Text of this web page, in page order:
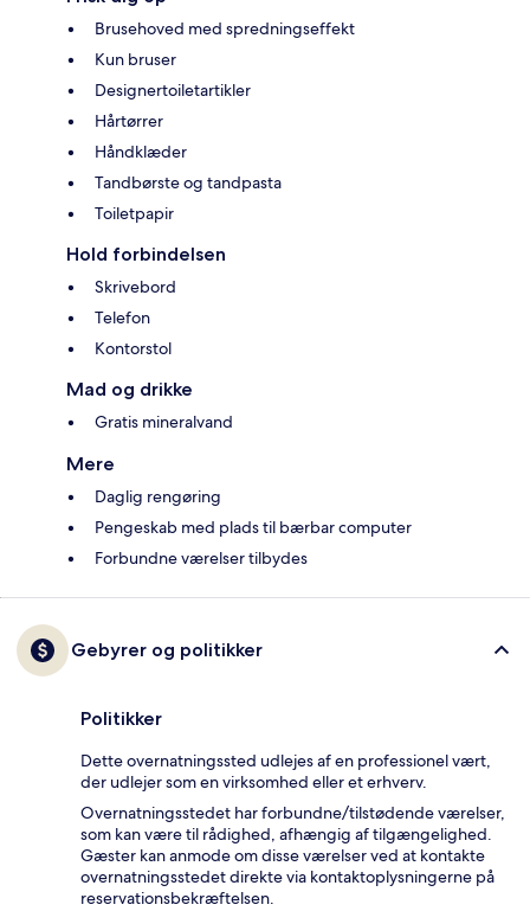
Brusehoved med spredningseffekt
Kun bruser
Designertoiletartikler
Hårtørrer
Håndklæder
Tandbørste og tandpasta
Toiletpapir
Hold forbindelsen
Skrivebord
Telefon
Kontorstol
Mad og drikke
Gratis mineralvand
Mere
Daglig rengøring
Pengeskab med plads til bærbar computer
Forbundne værelser tilbydes
Gebyrer og politikker
Politikker
Dette overnatningssted udlejes af en professionel vært,
der udlejer som en virksomhed eller et erhverv.
Overnatningsstedet har forbundne/tilstødende værelser,
som kan være til rådighed, afhængig af tilgængelighed.
Gæster kan anmode om disse værelser ved at kontakte
overnatningsstedet direkte via kontaktoplysningerne på
reservationsbekræftelsen.